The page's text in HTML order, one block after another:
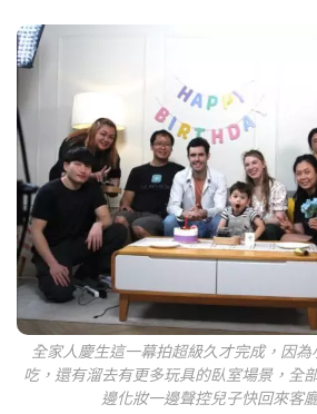
全家人慶生這一幕拍超級久才完成，因
吃，還有溜去有更多玩具的臥室場景，全
邊化妝一邊聲控兒子快回來客